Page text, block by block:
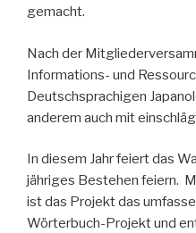
gemacht.
Nach der
Informations- und
Deutschsprachigen
anderem auch mit
In diesem Jahr feiert das
jähriges Bestehen feiern.
ist das Projekt das
Wörterbuch-Projekt und